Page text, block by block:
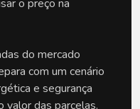
o preço na
do mercado
com um cenário
e segurança
valor das parcelas.